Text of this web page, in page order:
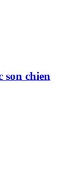
son chien